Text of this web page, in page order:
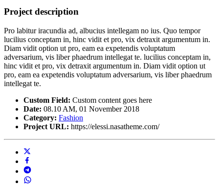
Project description
Pro labitur iracundia ad, albucius intellegam no ius. Quo tempor
lucilius conceptam in, hinc vidit et pro, vix detraxit argumentum in.
Diam vidit option ut pro, eam ea expetendis voluptatum
adversarium, vis liber phaedrum intellegat te. lucilius conceptam in,
hinc vidit et pro, vix detraxit argumentum in. Diam vidit option ut
pro, eam ea expetendis voluptatum adversarium, vis liber phaedrum
intellegat te.
Custom Field: Custom content goes here
Date: 08.10 AM, 01 November 2018
Category: Fashion
Project URL: https://elessi.nasatheme.com/